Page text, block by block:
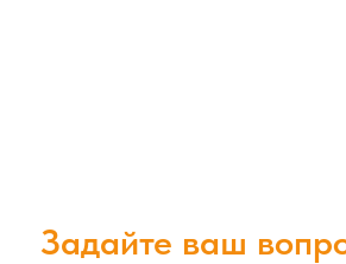
Задайте ваш